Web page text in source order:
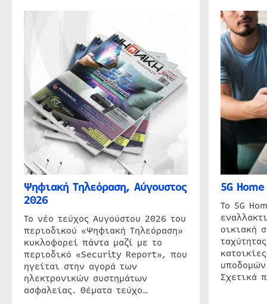
Ψηφιακή Τηλεόραση, Αύγουστος
2026
Το νέο τεύχος Αυγούστου 2026 του
περιοδικού «Ψηφιακή Τηλεόραση»
κυκλοφορεί πάντα μαζί με το
περιοδικό «Security Report», που
ηγείται στην αγορά των
ηλεκτρονικών συστημάτων
ασφαλείας. Θέματα τεύχο…
5G
Το 5G
οικιακή
Σχετικά